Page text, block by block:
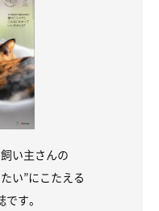
体の機能を維持すること
下がりやすいので、
下がらないようにしてあ
使って、簡易的な寝床を
いけない場合、どのよう
でしょうか。
い主さんの
い”にこたえる
す。